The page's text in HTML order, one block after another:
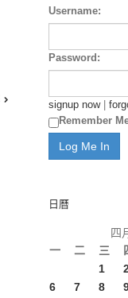
Username:
Password:
signup now|
Remember
日曆
四
一
二 三
1
6
7 8